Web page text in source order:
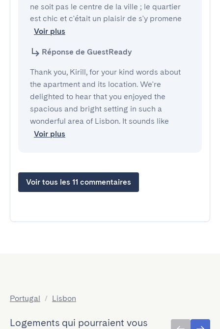
ne soit pas le centre de la ville ; le quartier
est chic et c'était un plaisir de s'y promene
Voir plus
Réponse de GuestReady
Thank you, Kirill, for your kind words about
the apartment and its location. We're
delighted to hear that you enjoyed the
spacious and bright setting in such a
wonderful area of Lisbon. It sounds like
Voir plus
Voir tous les 11 commentaires
Portugal / Lisbon
Logements qui pourraient vous